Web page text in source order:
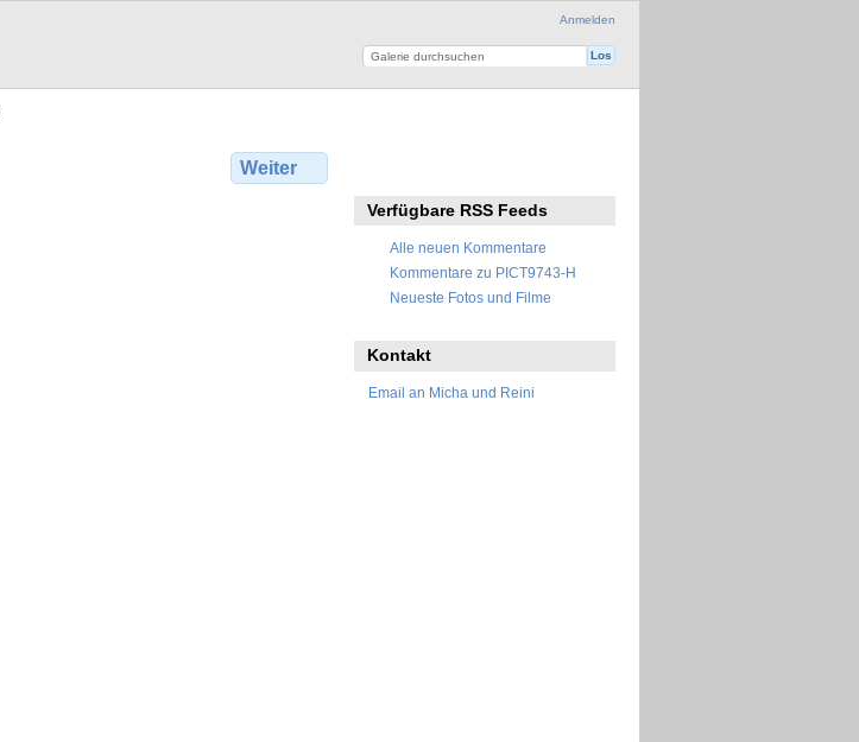
Anmelden
Weiter
Verfügbare RSS Feeds
Alle neuen Kommentare
Kommentare zu PICT9743-H
Neueste Fotos und Filme
Kontakt
Email an Micha und Reini